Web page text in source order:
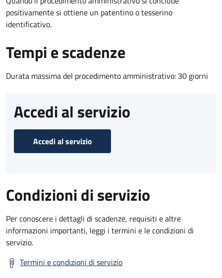
positivamente si ottiene un patentino o tesserino
identificativo.
Tempi e scadenze
Durata massima del procedimento amministrativo: 30 giorni
Accedi al servizio
Accedi al servizio
Condizioni di servizio
Per conoscere i dettagli di scadenze, requisiti e altre
informazioni importanti, leggi i termini e le condizioni di
servizio.
Termini e condizioni di servizio